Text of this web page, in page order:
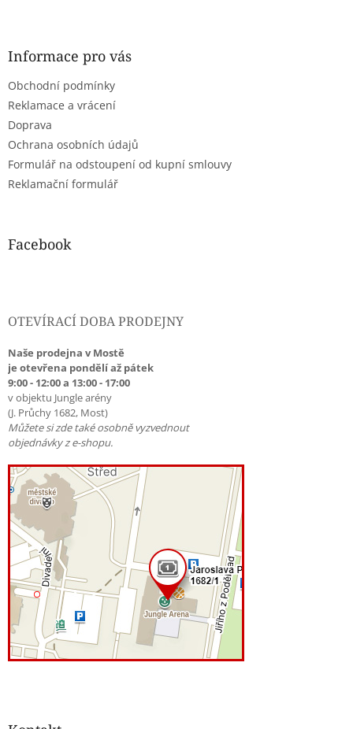
Informace pro vás
Obchodní podmínky
Reklamace a vrácení
Doprava
Ochrana osobních údajů
Formulář na odstoupení od kupní smlouvy
Reklamační formulář
Facebook
OTEVÍRACÍ DOBA PRODEJNY
Naše prodejna v Mostě
je otevřena pondělí až pátek
9:00 - 12:00 a 13:00 - 17:00
v objektu Jungle arény
(J. Průchy 1682, Most)
Můžete si zde také osobně vyzvednout
objednávky z e-shopu.